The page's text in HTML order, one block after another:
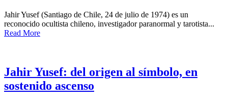
Jahir Yusef (Santiago de Chile, 24 de julio de 1974) es un
reconocido ocultista chileno, investigador paranormal y tarotista...
Read More
Jahir Yusef: del origen al símbolo, en
sostenido ascenso